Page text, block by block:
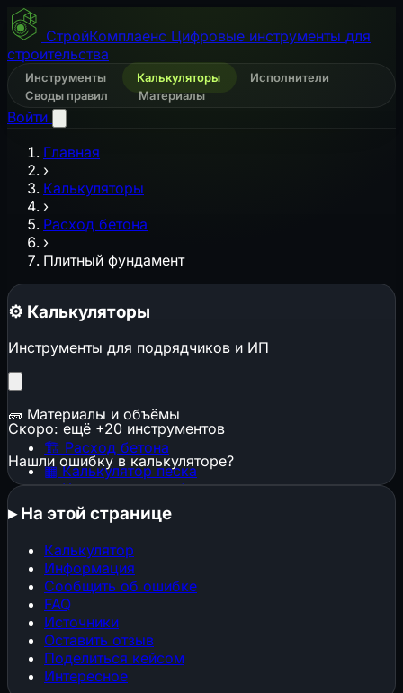
СтройКомплаенс Цифровые инструменты для
строительства
Инструменты Калькуляторы
Исполнители
Своды правил
Материалы
Войти
Главная
›
Калькуляторы
›
Расход бетона
›
Плитный фундамент
⚙️ Калькуляторы
Инструменты для подрядчиков и ИП
🧱 Материалы и объёмы
🏗️ Расход бетона
▦ Калькулятор песка
▦Калькулятор щебня
🕳️Котлован и траншея
🧱Расход кирпича
⬜Газобетон и пеноблоки
🔩Расход арматуры
🎨Расход краски
📜Расход обоев
📐Стяжка пола
🏠Площадь кровли
🏠Кровельные материалы
Скоро: ещё +20 инструментов
Нашли ошибку в калькуляторе?
▸На этой странице
Калькулятор
Информация
Сообщить об ошибке
FAQ
Источники
Оставить отзыв
Поделиться кейсом
Интересное